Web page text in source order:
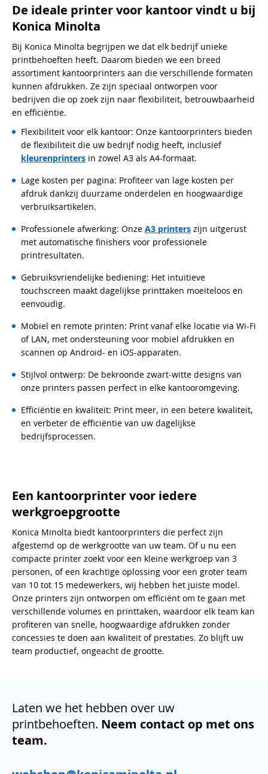
De ideale printer voor kantoor vindt u bij
Konica Minolta
Bij Konica Minolta begrijpen we dat elk bedrijf unieke
printbehoeften heeft. Daarom bieden we een breed
assortiment kantoorprinters aan die verschillende formaten
kunnen afdrukken. Ze zijn speciaal ontworpen voor
bedrijven die op zoek zijn naar flexibiliteit, betrouwbaarheid
en efficiëntie.
Flexibiliteit voor elk kantoor: Onze kantoorprinters bieden
de flexibiliteit die uw bedrijf nodig heeft, inclusief
kleurenprinters in zowel A3 als A4-formaat.
Lage kosten per pagina: Profiteer van lage kosten per
afdruk dankzij duurzame onderdelen en hoogwaardige
verbruiksartikelen.
Professionele afwerking: Onze A3 printers zijn uitgerust
met automatische finishers voor professionele
printresultaten.
Gebruiksvriendelijke bediening: Het intuïtieve
touchscreen maakt dagelijkse printtaken moeiteloos en
eenvoudig.
Mobiel en remote printen: Print vanaf elke locatie via Wi-Fi
of LAN, met ondersteuning voor mobiel afdrukken en
scannen op Android- en iOS-apparaten.
Stijlvol ontwerp: De bekroonde zwart-witte designs van
onze printers passen perfect in elke kantooromgeving.
Efficiëntie en kwaliteit: Print meer, in een betere kwaliteit,
en verbeter de efficiëntie van uw dagelijkse
bedrijfsprocessen.
Een kantoorprinter voor iedere
werkgroepgrootte
Konica Minolta biedt kantoorprinters die perfect zijn
afgestemd op de werkgrootte van uw team. Of u nu een
compacte printer zoekt voor een kleine werkgroep van 3
personen, of een krachtige oplossing voor een groter team
van 10 tot 15 medewerkers, wij hebben het juiste model.
Onze printers zijn ontworpen om efficiënt om te gaan met
verschillende volumes en printtaken, waardoor elk team kan
profiteren van snelle, hoogwaardige afdrukken zonder
concessies te doen aan kwaliteit of prestaties. Zo blijft uw
team productief, ongeacht de grootte.
Laten we het hebben over uw
printbehoeften. Neem contact op met ons
team.